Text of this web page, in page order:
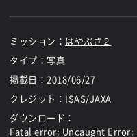
ミッション： はやぶさ２
タイプ：写真
掲載日： 2018/06/27
クレジット：ISAS/JAXA
ダウンロード：
Fatal error: Uncaught